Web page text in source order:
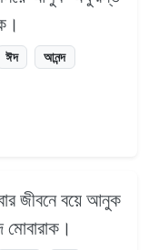
ঈদ
আনন্দ
জীবনে বয়ে আনুক